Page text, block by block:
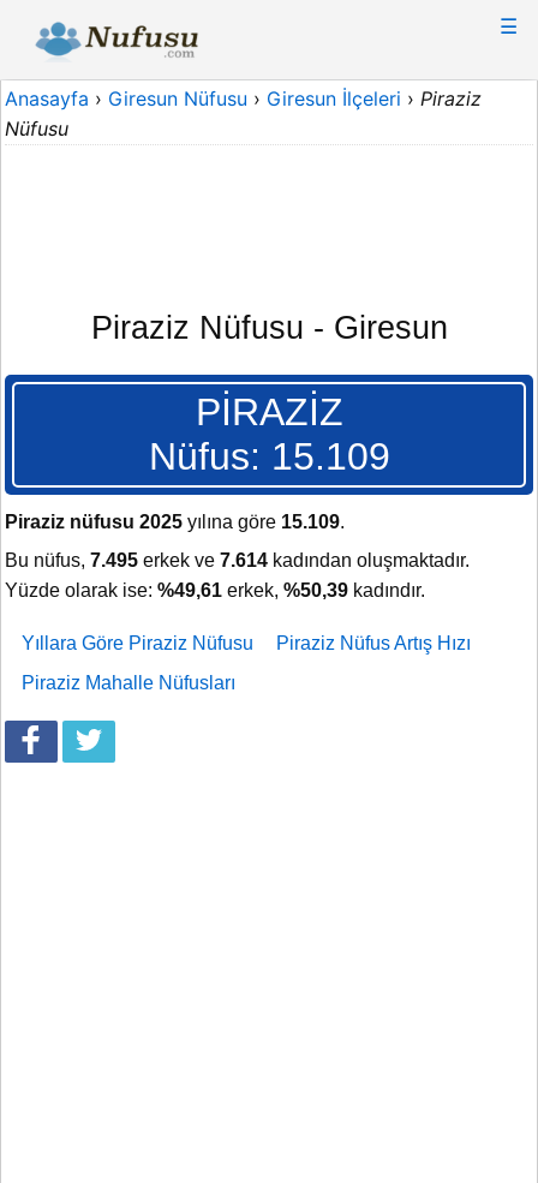
☰
Anasayfa › Giresun Nüfusu › Giresun İlçeleri › Piraziz
Nüfusu
Piraziz Nüfusu - Giresun
PİRAZİZ
Nüfus: 15.109
Piraziz nüfusu 2025 yılına göre 15.109.
Bu nüfus, 7.495 erkek ve 7.614 kadından oluşmaktadır.
Yüzde olarak ise: %49,61 erkek, %50,39 kadındır.
Yıllara Göre Piraziz Nüfusu
Piraziz Nüfus Artış Hızı
Piraziz Mahalle Nüfusları